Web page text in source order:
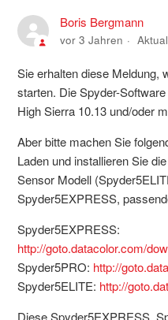
Boris Bergmann
vor 3 Jahren
Sie erhalten diese Meldung,
starten. Die Spyder-
High Sierra 10.13 und/oder
Aber bitte machen Sie
Laden und installieren Sie
Sensor Modell
Spyder5EXPRESS,
Spyder5EXPRESS:
http://goto.datacolor.com/
Spyder5PRO: http://
Spyder5ELITE: http://
Diese Spyder5EXPRESS,